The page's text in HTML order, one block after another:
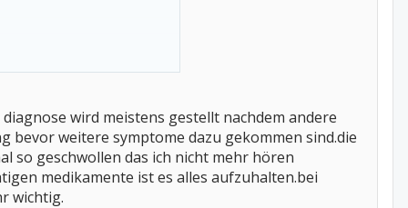
wird meistens gestellt nachdem andere
bevor weitere symptome dazu gekommen sind.die
so geschwollen das ich nicht mehr hören
medikamente ist es alles aufzuhalten.bei
wichtig.